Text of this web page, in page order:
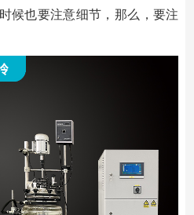
候也要注意细节，那么，要注